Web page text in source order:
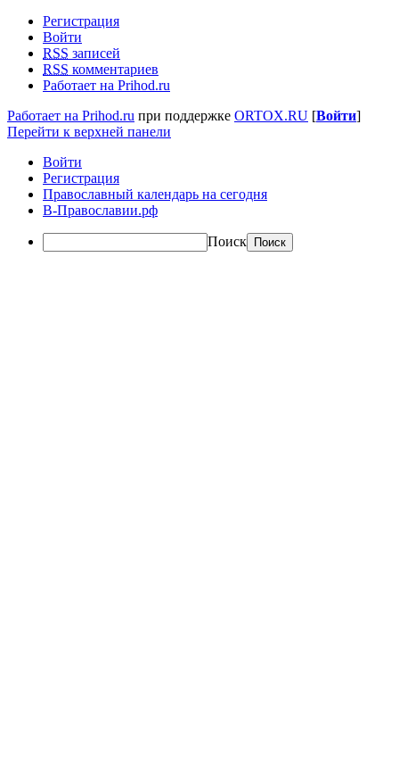
Регистрация
Войти
RSS записей
RSS комментариев
Работает на Prihod.ru
Работает на Prihod.ru при поддержке ORTOX.RU [Войти]
Перейти к верхней панели
Войти
Регистрация
Православный календарь на сегодня
В-Православии.рф
Поиск